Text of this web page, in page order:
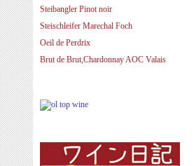
Steibangler Pinot noir
Steischleifer Marechal Foch
Oeil de Perdrix
Brut de Brut,Chardonnay AOC Valais